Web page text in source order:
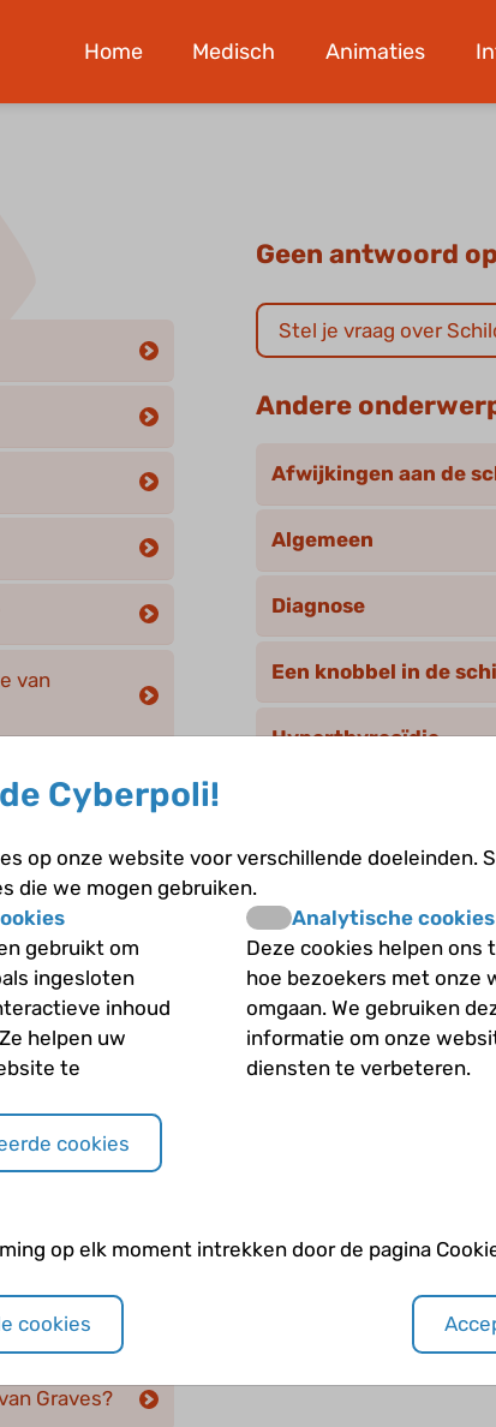
Home Medisch Animaties
van
ziekte van
Graves?
Geen antwoord
Stel je vraag over
Andere
Afwijkingen aan de
Algemeen
Diagnose
Een knobbel in de
Hyperthyreoïdie
Schildklierhormoon
Te grote schildklier
Cyberpoli!
op onze website voor verschillende doeleinden.
die we mogen gebruiken.
gebruikt om
ingesloten
inhoud
helpen uw
te
Analytische cookies
Deze cookies helpen ons
hoe bezoekers met onze
omgaan. We gebruiken
informatie om onze
diensten te verbeteren.
cookies
op elk moment intrekken door de pagina
cookies